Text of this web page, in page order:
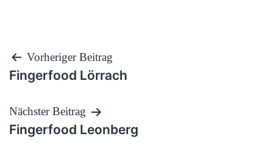
Beitragsnavigation
Vorheriger Beitrag
Fingerfood Lörrach
Nächster Beitrag
Fingerfood Leonberg